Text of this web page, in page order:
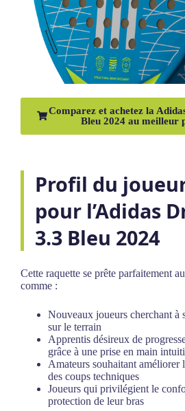
Comparez et achetez la
Bleu 2024 au meilleur
Profil du
pour l’Adidas
3.3 Bleu 2024
Cette raquette se prête parfaitement
comme :
Nouveaux joueurs cherchant à
sur le terrain
Apprentis désireux de
grâce à une prise en main
Amateurs souhaitant améliorer
des coups techniques
Joueurs qui privilégient le
protection de leur bras